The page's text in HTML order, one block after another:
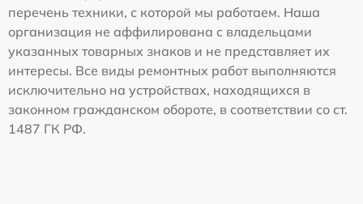
перечень техники, с которой мы работаем. Наша
организация не аффилирована с владельцами
указанных товарных знаков и не представляет их
интересы. Все виды ремонтных работ выполняются
исключительно на устройствах, находящихся в
законном гражданском обороте, в соответствии со ст.
1487 ГК РФ.